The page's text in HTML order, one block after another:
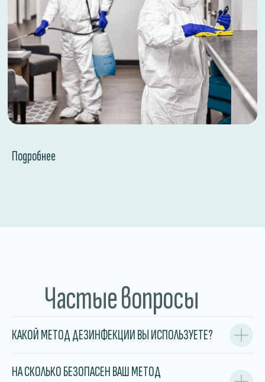
Подробнее
Частые вопросы
КАКОЙ МЕТОД ДЕЗИНФЕКЦИИ ВЫ ИСПОЛЬЗУЕТЕ?
НА СКОЛЬКО БЕЗОПАСЕН ВАШ МЕТОД